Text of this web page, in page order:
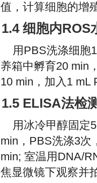
值，计算细胞的增
1.4 细胞内ROS
用PBS洗涤细胞
养箱中孵育20 min
10 min，加入1 mL
1.5 ELISA法检
用冰冷甲醇固定
min，PBS洗涤3次
min; 室温用DNA/
焦显微镜下观察并